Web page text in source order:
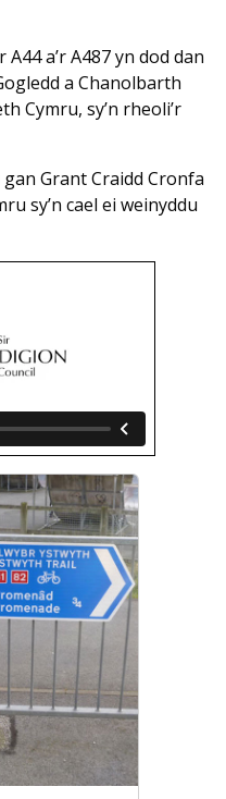
a’r A487 yn dod dan
a Chanolbarth
Cymru, sy’n rheoli’r
gan Grant Craidd Cronfa
sy’n cael ei weinyddu